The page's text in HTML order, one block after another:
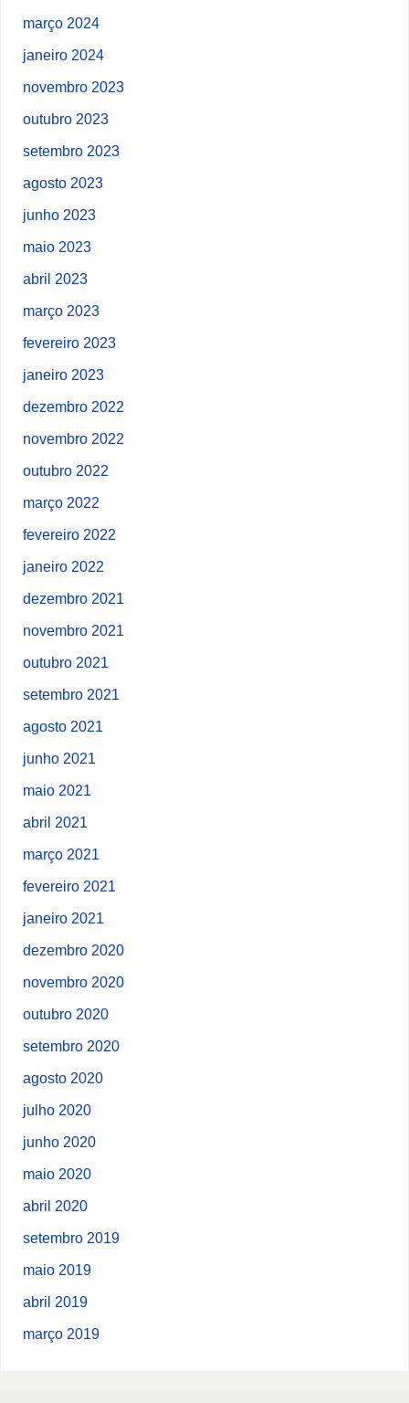
março 2024
janeiro 2024
novembro 2023
outubro 2023
setembro 2023
agosto 2023
junho 2023
maio 2023
abril 2023
março 2023
fevereiro 2023
janeiro 2023
dezembro 2022
novembro 2022
outubro 2022
março 2022
fevereiro 2022
janeiro 2022
dezembro 2021
novembro 2021
outubro 2021
setembro 2021
agosto 2021
junho 2021
maio 2021
abril 2021
março 2021
fevereiro 2021
janeiro 2021
dezembro 2020
novembro 2020
outubro 2020
setembro 2020
agosto 2020
julho 2020
junho 2020
maio 2020
abril 2020
setembro 2019
maio 2019
abril 2019
março 2019